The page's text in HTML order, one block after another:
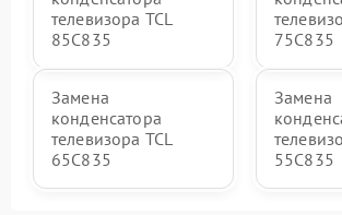
телевизора TCL
85C835
75C835
Замена
конденсатора
телевизора TCL
65C835
Замена
55C835